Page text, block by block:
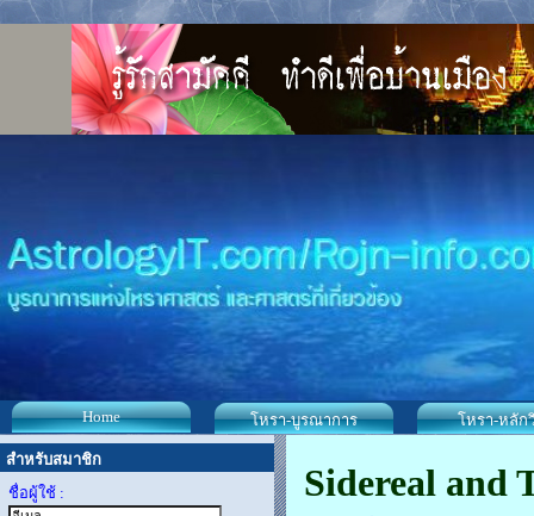
Home โหรา-บูรณาการ โหรา-หลัก
สำหรับสมาชิก
ชื่อผู้ใช้ :
Sidereal and